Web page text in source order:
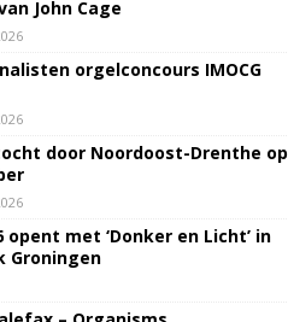
John Cage
orgelconcours IMOCG
door Noordoost-Drenthe op
opent met ‘Donker en Licht’ in
Groningen